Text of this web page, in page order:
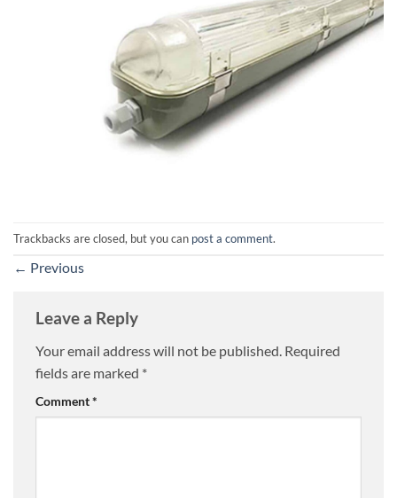
Trackbacks are closed, but you can post a comment.
← Previous
Leave a Reply
Your email address will not be published. Required
fields are marked *
Comment*